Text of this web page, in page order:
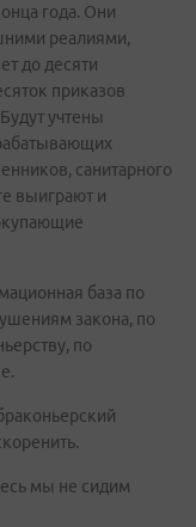
года. Они
реалиями,
до десяти
приказов
учтены
санитарного
выиграют и
база по
закона, по
по
мы не сидим